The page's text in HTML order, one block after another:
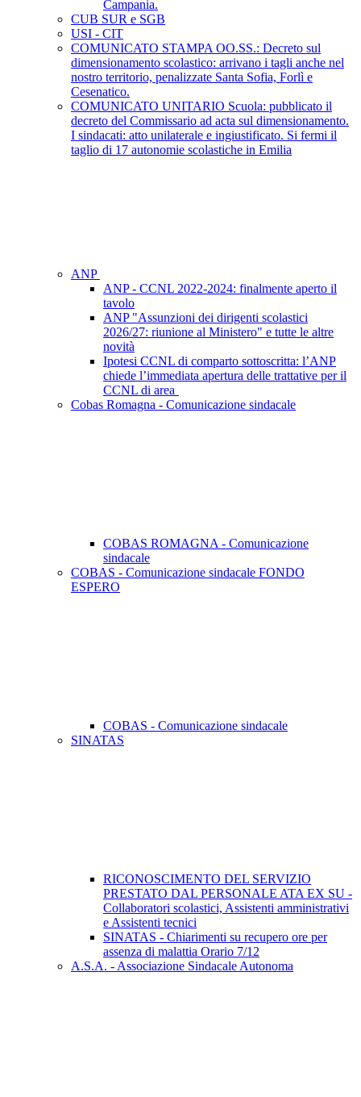
Campania.
CUB SUR e SGB
USI - CIT
COMUNICATO STAMPA OO.SS.: Decreto sul
dimensionamento scolastico: arrivano i tagli anche nel
nostro territorio, penalizzate Santa Sofia, Forlì e
Cesenatico.
COMUNICATO UNITARIO Scuola: pubblicato il
decreto del Commissario ad acta sul dimensionamento.
I sindacati: atto unilaterale e ingiustificato. Si fermi il
taglio di 17 autonomie scolastiche in Emilia
ANP
ANP - CCNL 2022-2024: finalmente aperto il
tavolo
ANP "Assunzioni dei dirigenti scolastici
2026/27: riunione al Ministero" e tutte le altre
novità
Ipotesi CCNL di comparto sottoscritta: l’ANP
chiede l’immediata apertura delle trattative per il
CCNL di area
Cobas Romagna - Comunicazione sindacale
COBAS ROMAGNA - Comunicazione
sindacale
COBAS - Comunicazione sindacale FONDO
ESPERO
COBAS - Comunicazione sindacale
SINATAS
RICONOSCIMENTO DEL SERVIZIO
PRESTATO DAL PERSONALE ATA EX SU -
Collaboratori scolastici, Assistenti amministrativi
e Assistenti tecnici
SINATAS - Chiarimenti su recupero ore per
assenza di malattia Orario 7/12
A.S.A. - Associazione Sindacale Autonoma